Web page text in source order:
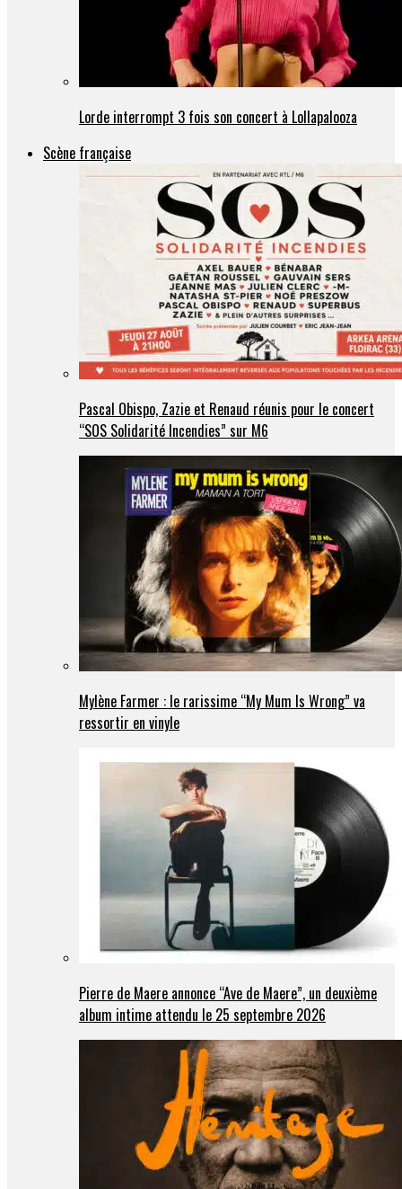
Lorde interrompt 3 fois son concert à Lollapalooza
Scène française
Pascal Obispo, Zazie et Renaud réunis pour le concert
“SOS Solidarité Incendies” sur M6
Mylène Farmer : le rarissime “My Mum Is Wrong” va
ressortir en vinyle
Pierre de Maere annonce “Ave de Maere”, un deuxième
album intime attendu le 25 septembre 2026